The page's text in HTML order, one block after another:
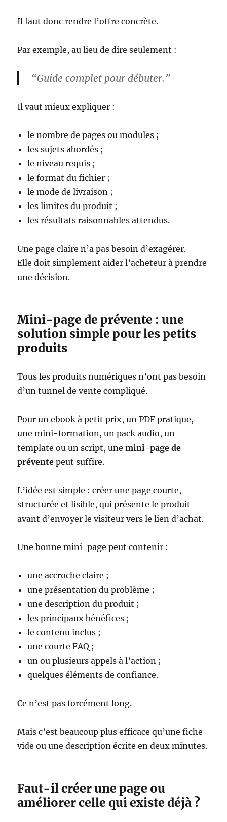
Il faut donc rendre l’offre concrète.
Par exemple, au lieu de dire seulement :
“Guide complet pour débuter.”
Il vaut mieux expliquer :
le nombre de pages ou modules ;
les sujets abordés ;
le niveau requis ;
le format du fichier ;
le mode de livraison ;
les limites du produit ;
les résultats raisonnables attendus.
Une page claire n’a pas besoin d’exagérer.
Elle doit simplement aider l’acheteur à prendre
une décision.
Mini-page de prévente : une
solution simple pour les petits
produits
Tous les produits numériques n’ont pas besoin
d’un tunnel de vente compliqué.
Pour un ebook à petit prix, un PDF pratique,
une mini-formation, un pack audio, un
template ou un script, unemini-page de
prévente peut suffire.
L’idée est simple : créer une page courte,
structurée et lisible, qui présente le produit
avant d’envoyer le visiteur vers le lien d’achat.
Une bonne mini-page peut contenir :
une accroche claire ;
une présentation du problème ;
une description du produit ;
les principaux bénéfices ;
le contenu inclus ;
une courte FAQ ;
un ou plusieurs appels à l’action ;
quelques éléments de confiance.
Ce n’est pas forcément long.
Mais c’est beaucoup plus efficace qu’une fiche
vide ou une description écrite en deux minutes.
Faut-il créer une page ou
améliorer celle qui existe déjà ?